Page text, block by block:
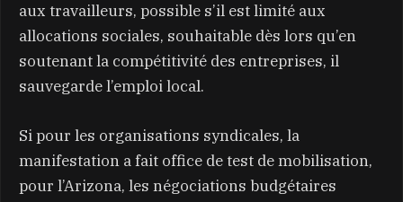
aux travailleurs, possible s’il est limité aux
allocations sociales, souhaitable dès lors qu’en
soutenant la compétitivité des entreprises, il
sauvegarde l’emploi local.
Si pour les organisations syndicales, la
manifestation a fait office de test de mobilisation,
pour l’Arizona, les négociations budgétaires